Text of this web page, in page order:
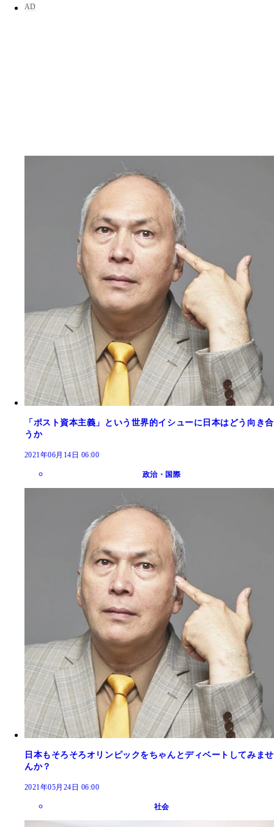
「ポスト資本主義」という世界的イシューに日本はどう向き合
うか
2021年06月14日 06:00
政治・国際
日本もそろそろオリンピックをちゃんとディベートしてみませ
んか？
2021年05月24日 06:00
社会